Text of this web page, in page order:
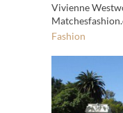
Vivienne
Fashion